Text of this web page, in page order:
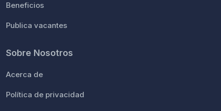
Beneficios
Publica vacantes
Sobre Nosotros
Acerca de
Política de privacidad